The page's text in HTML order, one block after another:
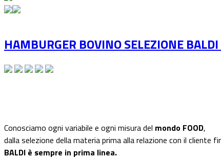
HAMBURGER BOVINO SELEZIONE
Conosciamo ogni variabile e ogni misura del mondo FOOD,
dalla selezione della materia prima alla relazione con il cliente
BALDI è sempre in prima linea.